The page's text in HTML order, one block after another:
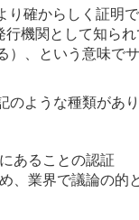
確からしく証明で
機関として知ら
、という意味で
ような種類があり
あることの認証
業界で議論の的